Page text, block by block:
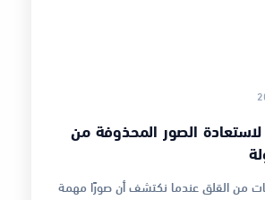
الصور المحذوفة من
من القلق عندما نكتشف أن صورًا مهمة